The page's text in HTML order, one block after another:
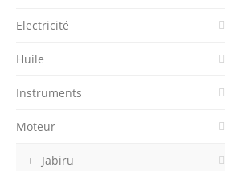
Electricité
Huile
Instruments
Moteur
Jabiru